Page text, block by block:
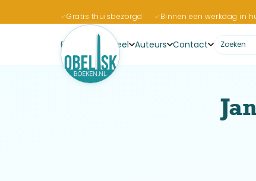
Gratis thuisbezorgd Binnen een werkdag in
Boeken Actueel Auteurs Contact